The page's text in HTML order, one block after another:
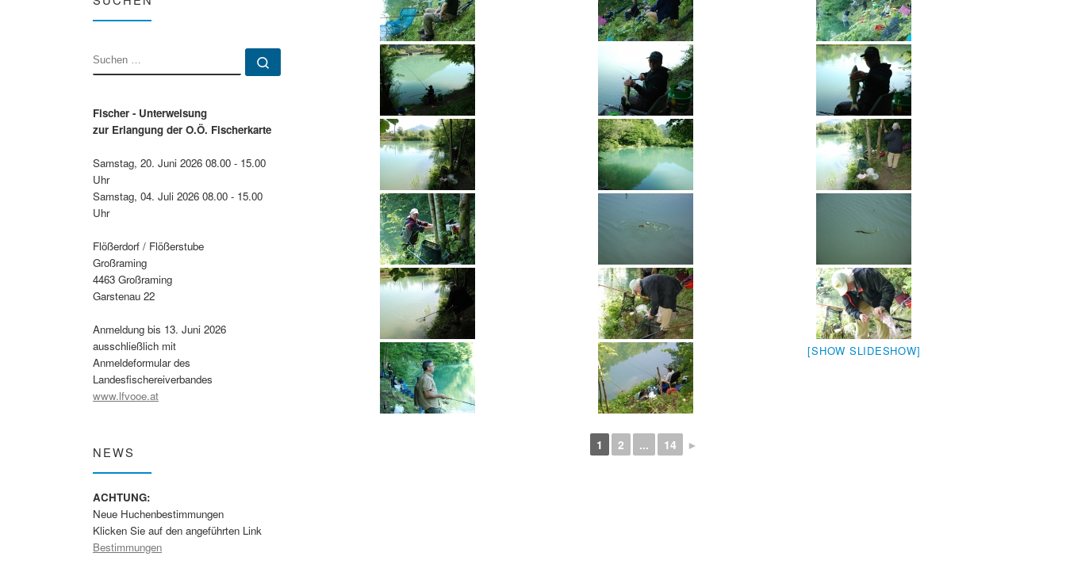
[SHOW SLIDESHOW]
1 2 ... 14 ►
SUCHE
Fischer - Unterweisung
zur Erlangung der O.Ö. Fischerkarte
Samstag, 20. Juni 2026 08.00 - 15.00
Uhr
Samstag, 04. Juli 2026 08.00 - 15.00
Uhr
Flößerdorf / Flößerstube
Großraming
4463 Großraming
Garstenau 22
Anmeldung bis 13. Juni 2026
ausschließlich mit
Anmeldeformular des
Landesfischereiverbandes
www.lfvooe.at
NEWS
ACHTUNG:
Neue Huchenbestimmungen
Klicken Sie auf den angeführten Link
Bestimmungen